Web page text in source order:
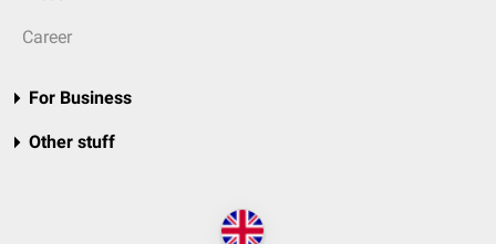
Career
For Business
Other stuff